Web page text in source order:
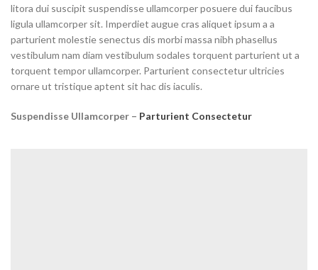
litora dui suscipit suspendisse ullamcorper posuere dui faucibus
ligula ullamcorper sit. Imperdiet augue cras aliquet ipsum a a
parturient molestie senectus dis morbi massa nibh phasellus
vestibulum nam diam vestibulum sodales torquent parturient ut a
torquent tempor ullamcorper. Parturient consectetur ultricies
ornare ut tristique aptent sit hac dis iaculis.
Suspendisse Ullamcorper – Parturient Consectetur